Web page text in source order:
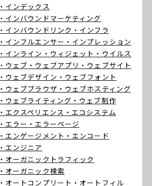
・インデックス
・インバウンドマーケティング
・インバウンドリンク ・インフラ
・インフルエンサー ・インプレッション
・インライン ・ウィジェット ・ウイルス
・ウェブ ・ウェブアプリ ・ウェブサイト
・ウェブデザイン ・ウェブフォント
・ウェブブラウザ ・ウェブホスティング
・ウェブライティング ・ウェブ制作
・エクスペリエンス ・エコシステム
・エラー ・エラーページ
・エンゲージメント ・エンコード
・エンジニア
・オーガニックトラフィック
・オーガニック検索
・オートコンプリート ・オートフィル